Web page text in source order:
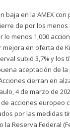
baja en la AMEX
de por los menos
lo menos 1,000
en oferta de
subió 3,7% y los
aceptación de
Acciones cierran en
4 de marzo de
acciones europeo
por las medidas
la Reserva Federal